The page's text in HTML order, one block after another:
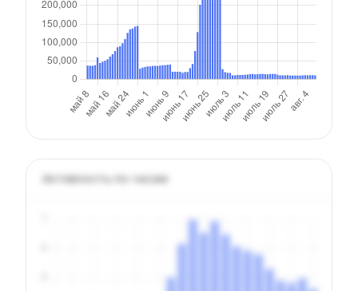
Активность по часам